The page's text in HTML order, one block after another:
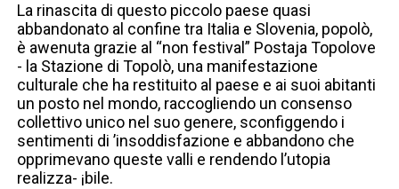
La rinascita di questo piccolo paese quasi
abbandonato al confine tra Italia e Slovenia, popolò,
è awenuta grazie al “non festival” Postaja Topolove
- la Stazione di Topolò, una manifestazione
culturale che ha restituito al paese e ai suoi abitanti
un posto nel mondo, raccogliendo un consenso
collettivo unico nel suo genere, sconfiggendo i
sentimenti di ’insoddisfazione e abbandono che
opprimevano queste valli e rendendo l’utopia
realizza- ¡bile.